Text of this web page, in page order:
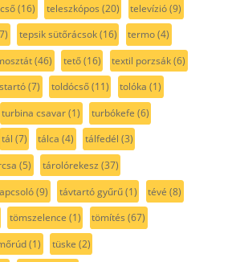
(16) teleszkópos (20) televízió(9)
tepsik sütőrácsok(16) termo(4)
(46) tető(16) textil porzsák(6)
(7) toldócső(11) tolóka (1)
turbina csavar(1) turbókefe (6)
tál (7) tálca (4) tálfedél (3)
(5) tárolórekesz (37)
(9) távtartó gyűrű(1) tévé (8)
tömszelence (1) tömítés (67)
(1) tüske (2)